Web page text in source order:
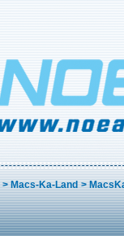
>Macs-Ka-Land >